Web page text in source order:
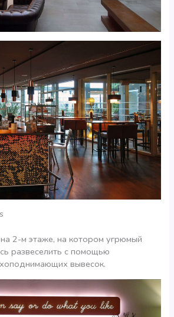
2-м этаже, на котором угрюмый
развеселить с помощью
вывесок.